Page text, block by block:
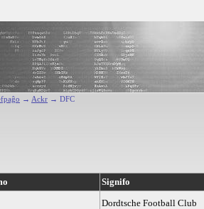
→ Ackr → DFC
Signifo
Dordtsche Football Club